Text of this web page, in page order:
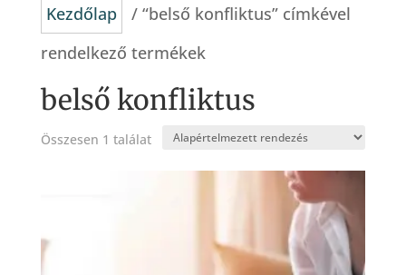
Kezdőlap
/ “belső konfliktus” címkével
rendelkező termékek
belső konfliktus
Összesen 1 találat